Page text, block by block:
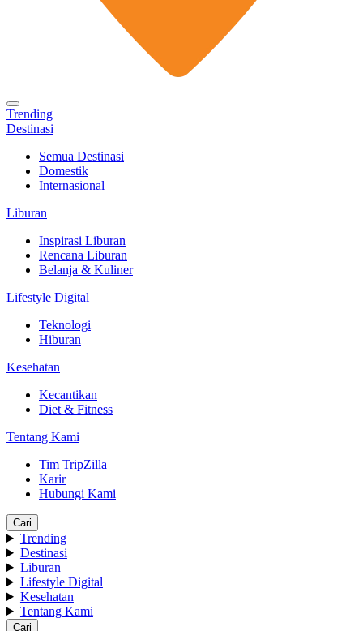
Trending
Destinasi
Semua Destinasi
Domestik
Internasional
Liburan
Inspirasi Liburan
Rencana Liburan
Belanja & Kuliner
Lifestyle Digital
Teknologi
Hiburan
Kesehatan
Kecantikan
Diet & Fitness
Tentang Kami
Tim TripZilla
Karir
Hubungi Kami
Cari
Trending
Destinasi
Liburan
Lifestyle Digital
Kesehatan
Tentang Kami
Cari